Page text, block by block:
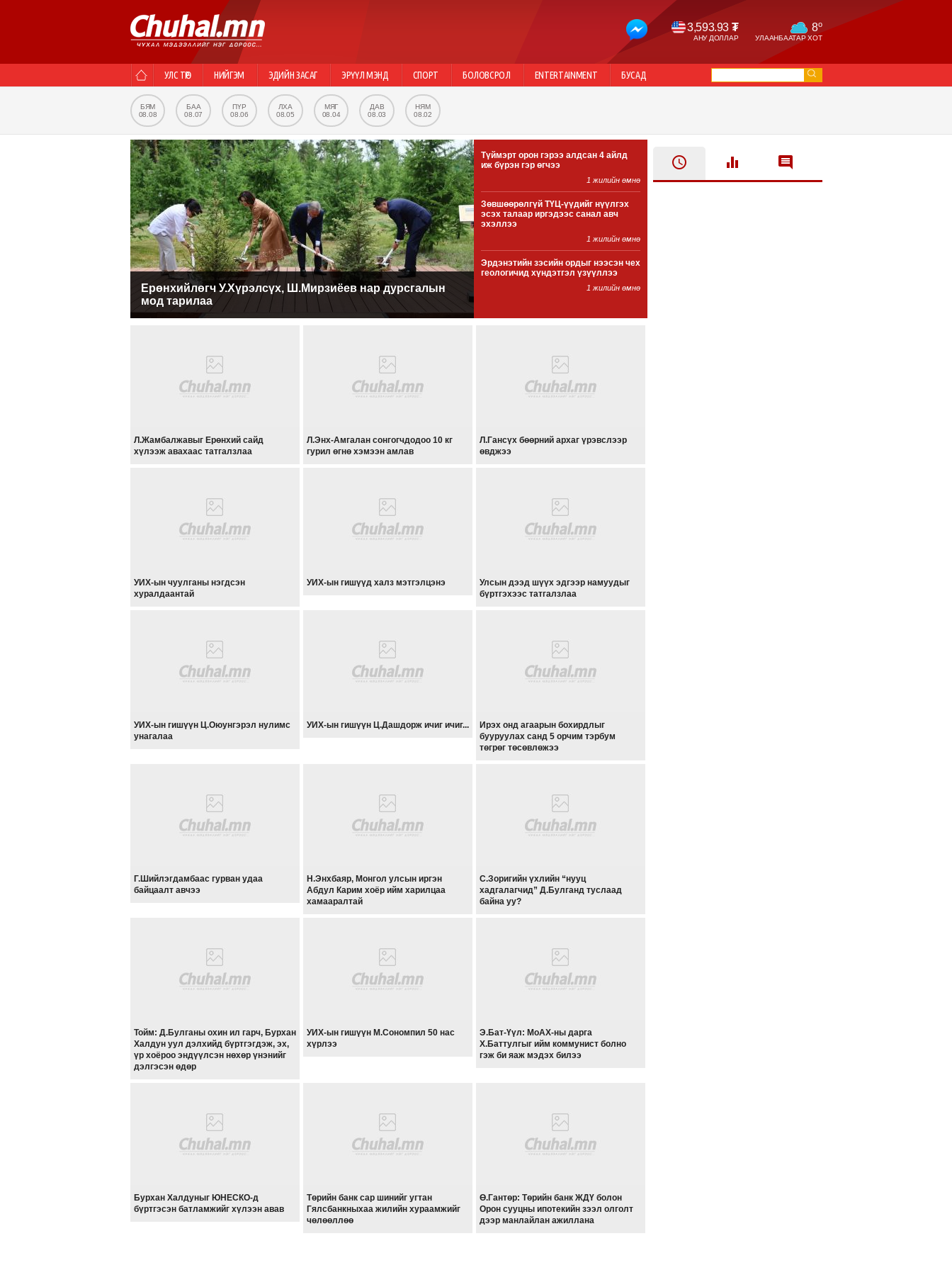
3,593.93 ₮
АНУ ДОЛЛАР
8o
УЛААНБААТАР ХОТ
УЛС ТӨР НИЙГЭМ ЭДИЙН ЗАСАГ ЭРҮҮЛ МЭНД СПОРТ БОЛОВСРОЛ ENTERTAINMENT БУСАД
БЯМ
08.08
БАА
08.07
ПҮР
08.06
ЛХА
08.05
МЯГ
08.04
ДАВ
08.03
НЯМ
08.02
Ерөнхийлөгч У.Хүрэлсүх, Ш.Мирзиёев нар дурсгалын
мод тарилаа
Түймэрт орон гэрээ алдсан 4 айлд
иж бүрэн гэр өгчээ
1 жилийн өмнө
Зөвшөөрөлгүй ТҮЦ-үүдийг нүүлгэх
эсэх талаар иргэдээс санал авч
эхэллээ
1 жилийн өмнө
Эрдэнэтийн зэсийн ордыг нээсэн чех
геологичид хүндэтгэл үзүүллээ
1 жилийн өмнө
Л.Жамбалжавыг Ерөнхий сайд
хүлээж авахаас татгалзлаа
Л.Энх-Амгалан сонгогчдодоо 10 кг
гурил өгнө хэмээн амлав
Л.Гансүх бөөрний архаг үрэвслээр
өвджээ
УИХ-ын чуулганы нэгдсэн
хуралдаантай
УИХ-ын гишүүд халз мэтгэлцэнэ
Улсын дээд шүүх эдгээр намуудыг
бүртгэхээс татгалзлаа
УИХ-ын гишүүн Ц.Оюунгэрэл нулимс
унагалаа
УИХ-ын гишүүн Ц.Дашдорж ичиг ичиг...
Ирэх онд агаарын бохирдлыг
бууруулах санд 5 орчим тэрбум
төгрөг төсөвлөжээ
Г.Шийлэгдамбаас гурван удаа
байцаалт авчээ
Н.Энхбаяр, Монгол улсын иргэн
Абдул Карим хоёр ийм харилцаа
хамааралтай
С.Зоригийн үхлийн “нууц
хадгалагчид” Д.Булганд туслаад
байна уу?
Тойм: Д.Булганы охин ил гарч, Бурхан
Халдун уул дэлхийд бүртгэгдэж, эх,
үр хоёроо эндүүлсэн нөхөр үнэнийг
дэлгэсэн өдөр
УИХ-ын гишүүн М.Сономпил 50 нас
хүрлээ
Э.Бат-Үүл: МоАХ-ны дарга
Х.Баттулгыг ийм коммунист болно
гэж би яаж мэдэх билээ
Бурхан Халдуныг ЮНЕСКО-д
бүртгэсэн батламжийг хүлээн авав
Төрийн банк сар шинийг угтан
Гялсбанкныхаа жилийн хураамжийг
чөлөөллөө
Ө.Гантөр: Төрийн банк ЖДҮ болон
Орон сууцны ипотекийн зээл олголт
дээр манлайлан ажиллана